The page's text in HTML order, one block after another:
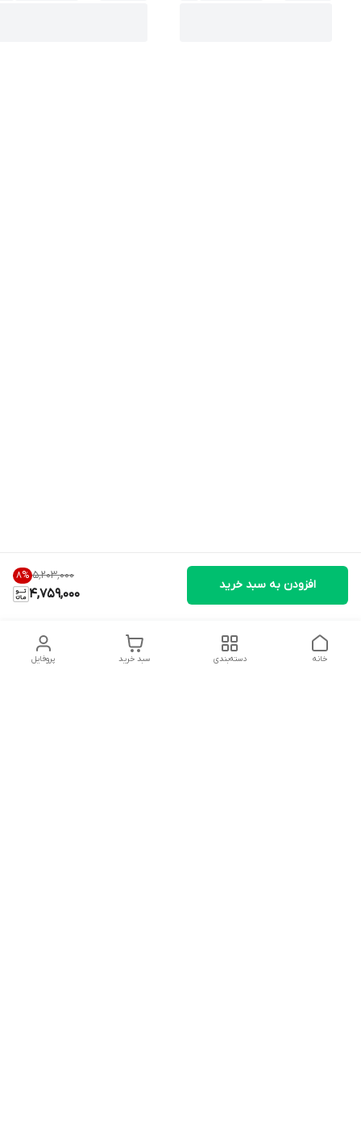
۵٬۲۰۳٬۰۰۰ 8%
4,759,000
افزودن به سبد خرید
پروفایل سبد خرید دسته‌بندی خانه